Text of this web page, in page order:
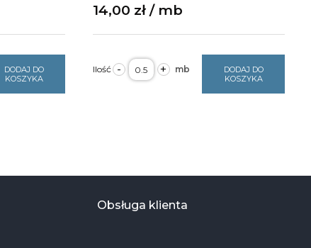
DODAJ DO
KOSZYKA
14,00 zł
- ilość
Bawełna
+
DODAJ DO
KOSZYKA
Obsługa klienta